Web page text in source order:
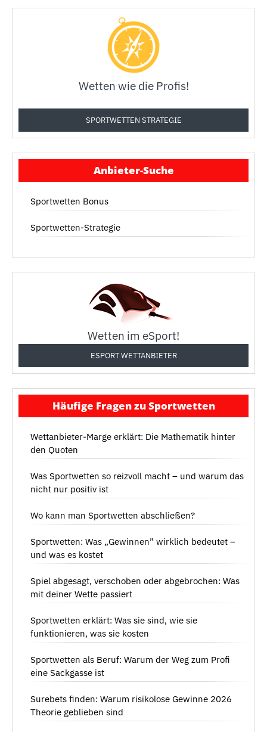
Wetten wie die Profis!
SPORTWETTEN STRATEGIE
Anbieter-Suche
Sportwetten Bonus
Sportwetten-Strategie
Wetten im eSport!
ESPORT WETTANBIETER
Häufige Fragen zu Sportwetten
Wettanbieter-Marge erklärt: Die Mathematik hinter
den Quoten
Was Sportwetten so reizvoll macht – und warum das
nicht nur positiv ist
Wo kann man Sportwetten abschließen?
Sportwetten: Was „Gewinnen” wirklich bedeutet –
und was es kostet
Spiel abgesagt, verschoben oder abgebrochen: Was
mit deiner Wette passiert
Sportwetten erklärt: Was sie sind, wie sie
funktionieren, was sie kosten
Sportwetten als Beruf: Warum der Weg zum Profi
eine Sackgasse ist
Surebets finden: Warum risikolose Gewinne 2026
Theorie geblieben sind